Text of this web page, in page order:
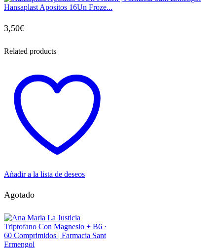
Hansaplast Apositos 16Un Froze...
3,50€
Related products
Añadir a la lista de deseos
Agotado